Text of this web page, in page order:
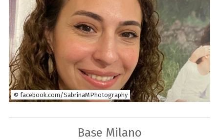
© facebook.com/SabrinaMPhotography
Base Milano